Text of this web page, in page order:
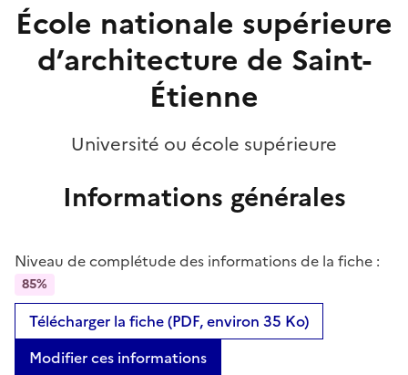
École nationale supérieure
d’architecture de Saint-
Étienne
Université ou école supérieure
Informations générales
Niveau de complétude des informations de la fiche :
85%
Télécharger la fiche (PDF, environ 35 Ko)
Modifier ces informations